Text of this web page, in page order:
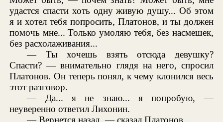
удастся спасти хоть одну живую душу... Об этом
я и хотел тебя попросить, Платонов, и ты должен
помочь мне... Только умоляю тебя, без насмешек,
без расхолаживания...
— Ты хочешь взять отсюда девушку?
Спасти? — внимательно глядя на него, спросил
Платонов. Он теперь понял, к чему клонился весь
этот разговор.
— Да... я не знаю... я попробую, —
неуверенно ответил Лихонин.
— Вернется назад, — сказал Платонов.